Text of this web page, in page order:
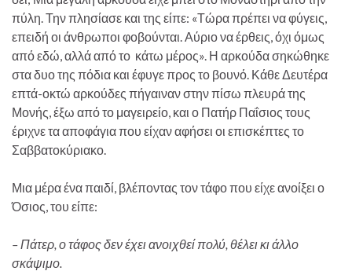
πύλη. Την πλησίασε και της είπε: «Τώρα πρέπει να φύγεις,
επειδή οι άνθρωποι φοβούνται. Αύριο να έρθεις, όχι όμως
από εδώ, αλλά από το κάτω μέρος». Η αρκούδα σηκώθηκε
στα δυο της πόδια και έφυγε προς το βουνό. Κάθε Δευτέρα
επτά-οκτώ αρκούδες πήγαιναν στην πίσω πλευρά της
Μονής, έξω από το μαγειρείο, και ο Πατήρ Παΐσιος τους
έριχνε τα αποφάγια που είχαν αφήσει οι επισκέπτες το
Σαββατοκύριακο.
Μια μέρα ένα παιδί, βλέποντας τον τάφο που είχε ανοίξει ο
Όσιος, του είπε:
– Πάτερ, ο τάφος δεν έχει ανοιχθεί πολύ, θέλει κι άλλο
σκάψιμο.